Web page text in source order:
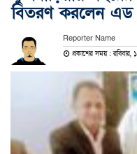
বিতরণ করলেন
Reporter Name
প্রকাশের সময় : রবিবার,